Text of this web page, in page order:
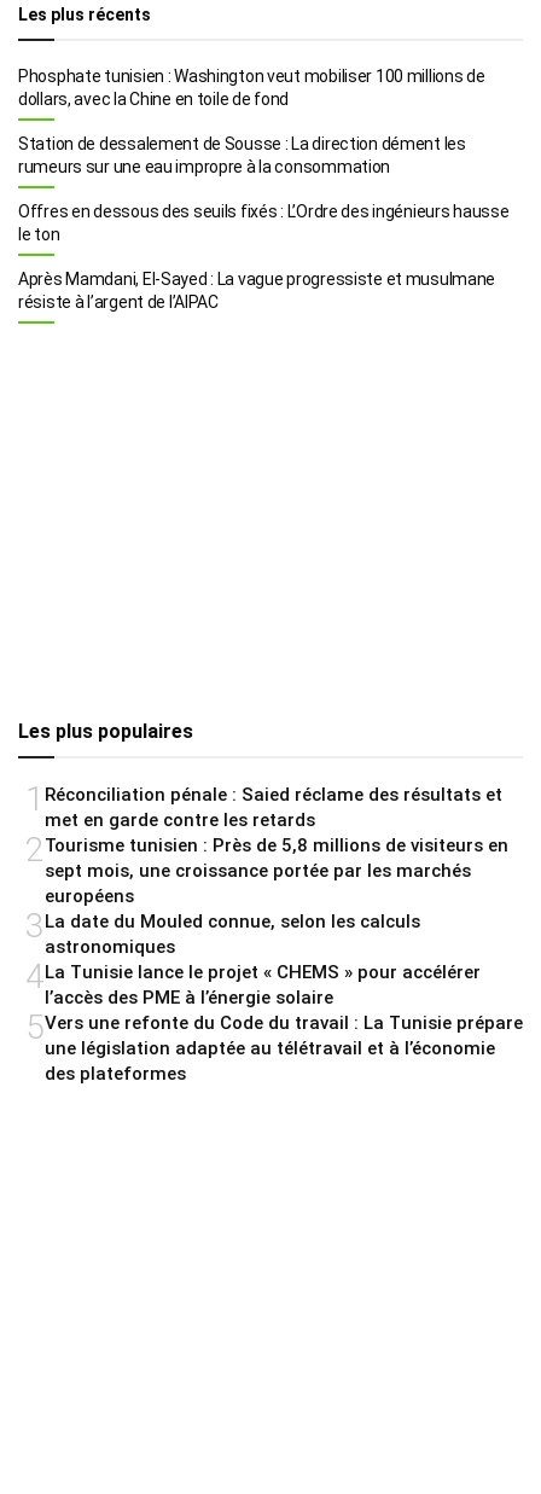
Les plus récents
Phosphate tunisien : Washington veut mobiliser 100 millions de
dollars, avec la Chine en toile de fond
Station de dessalement de Sousse : La direction dément les
rumeurs sur une eau impropre à la consommation
Offres en dessous des seuils fixés : L’Ordre des ingénieurs hausse
le ton
Après Mamdani, El-Sayed : La vague progressiste et musulmane
résiste à l’argent de l’AIPAC
Les plus populaires
1 Réconciliation pénale : Saied réclame des résultats et
met en garde contre les retards
2Tourisme tunisien : Près de 5,8 millions de visiteurs en
sept mois, une croissance portée par les marchés
européens
3La date du Mouled connue, selon les calculs
astronomiques
4La Tunisie lance le projet « CHEMS » pour accélérer
l’accès des PME à l’énergie solaire
5Vers une refonte du Code du travail : La Tunisie prépare
une législation adaptée au télétravail et à l’économie
des plateformes